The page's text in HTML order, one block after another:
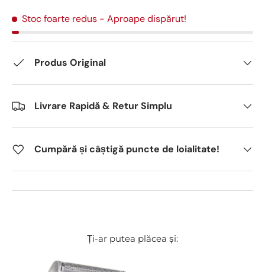
Stoc foarte redus - Aproape dispărut!
Produs Original
Livrare Rapidă & Retur Simplu
Cumpără și câștigă puncte de loialitate!
Ți-ar putea plăcea și: